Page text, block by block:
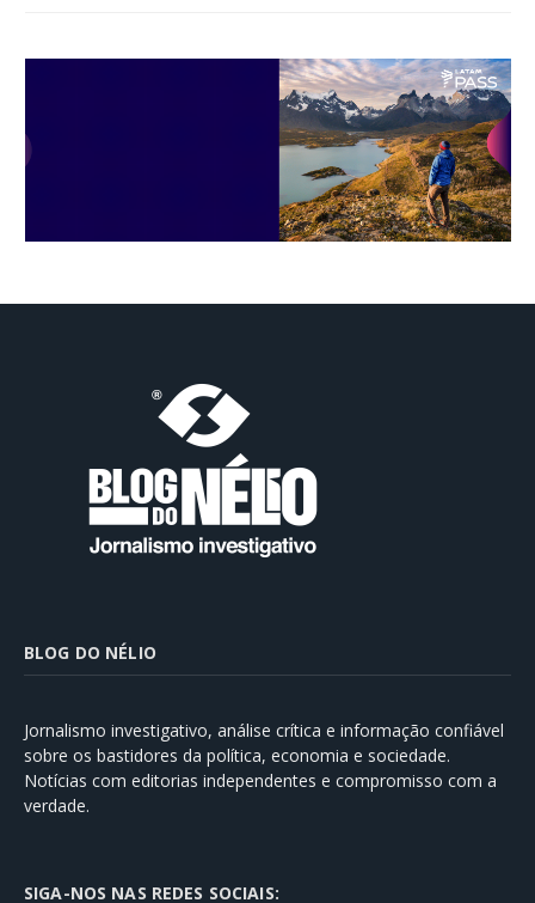
BLOG DO NÉLIO
Jornalismo investigativo, análise crítica e informação confiável
sobre os bastidores da política, economia e sociedade.
Notícias com editorias independentes e compromisso com a
verdade.
SIGA-NOS NAS REDES SOCIAIS: